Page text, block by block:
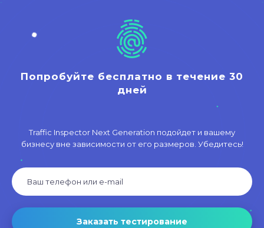
Попробуйте бесплатно в течение 30
дней
Traffic Inspector Next Generation подойдет и вашему
бизнесу вне зависимости от его размеров. Убедитесь!
Заказать тестирование